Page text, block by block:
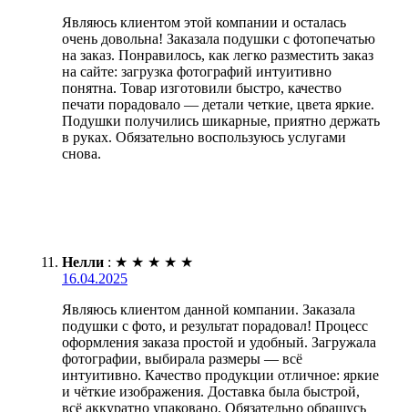
Являюсь клиентом этой компании и осталась
очень довольна! Заказала подушки с фотопечатью
на заказ. Понравилось, как легко разместить заказ
на сайте: загрузка фотографий интуитивно
понятна. Товар изготовили быстро, качество
печати порадовало — детали четкие, цвета яркие.
Подушки получились шикарные, приятно держать
в руках. Обязательно воспользуюсь услугами
снова.
Нелли : ★ ★ ★ ★ ★
16.04.2025
Являюсь клиентом данной компании. Заказала
подушки с фото, и результат порадовал! Процесс
оформления заказа простой и удобный. Загружала
фотографии, выбирала размеры — всё
интуитивно. Качество продукции отличное: яркие
и чёткие изображения. Доставка была быстрой,
всё аккуратно упаковано. Обязательно обращусь